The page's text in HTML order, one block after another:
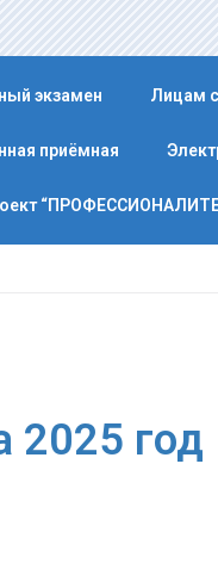
экзамен Лицам
приёмная
2025 год